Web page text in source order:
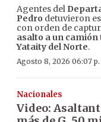
Agentes del
Pedro detuvieron
con orden de
asalto a un
Yataity del Norte.
Agosto 8, 2026 06:07 p.
Nacionales
Video: